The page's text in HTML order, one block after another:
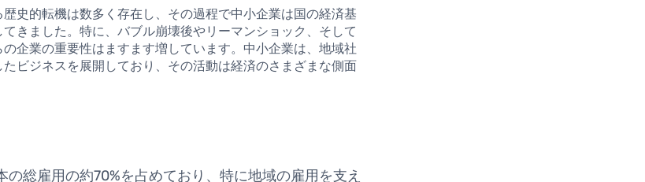
史的転機は数多く存在し、その過程で中小企業は国の経済基
きました。特に、バブル崩壊後やリーマンショック、そして
企業の重要性はますます増しています。中小企業は、地域社
ビジネスを展開しており、その活動は経済のさまざまな側面
の総雇用の約70%を占めており、特に地域の雇用を支え